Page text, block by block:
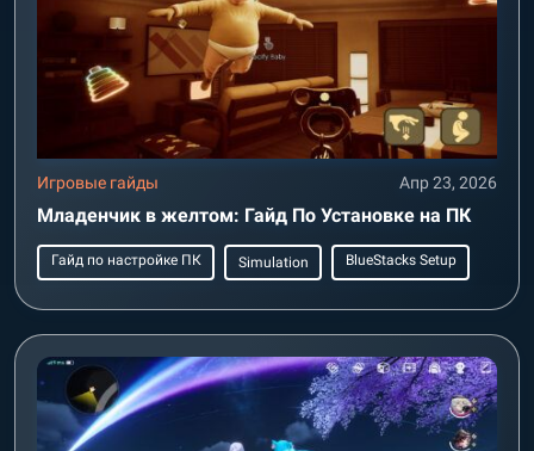
Игровые гайды Апр 23, 2026
Младенчик в желтом: Гайд По Установке на ПК
Гайд по настройке ПК Simulation BlueStacks Setup